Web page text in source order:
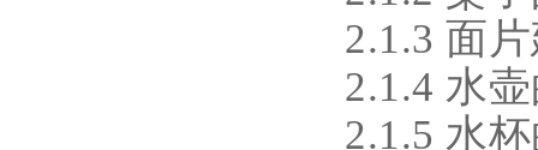
2.1.3 面
2.1.4 水
2.1.5 水